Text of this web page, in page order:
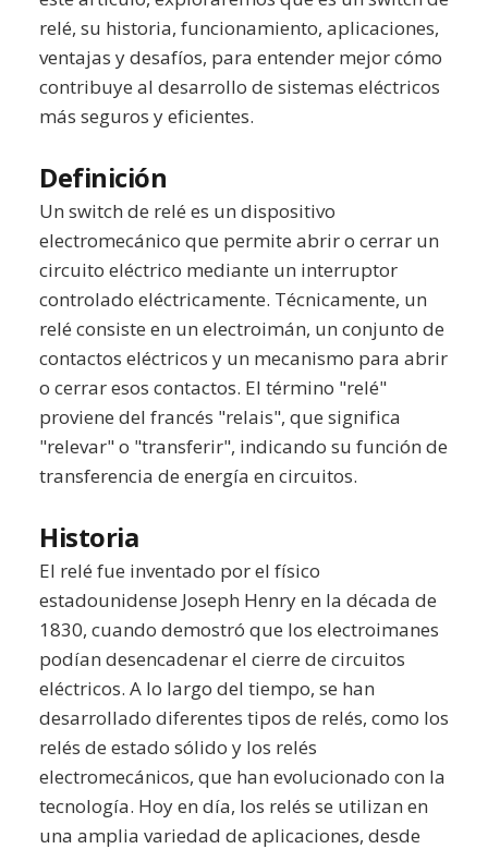
relé, su historia, funcionamiento, aplicaciones,
ventajas y desafíos, para entender mejor cómo
contribuye al desarrollo de sistemas eléctricos
más seguros y eficientes.
Definición
Un switch de relé es un dispositivo
electromecánico que permite abrir o cerrar un
circuito eléctrico mediante un interruptor
controlado eléctricamente. Técnicamente, un
relé consiste en un electroimán, un conjunto de
contactos eléctricos y un mecanismo para abrir
o cerrar esos contactos. El término "relé"
proviene del francés "relais", que significa
"relevar" o "transferir", indicando su función de
transferencia de energía en circuitos.
Historia
El relé fue inventado por el físico
estadounidense Joseph Henry en la década de
1830, cuando demostró que los electroimanes
podían desencadenar el cierre de circuitos
eléctricos. A lo largo del tiempo, se han
desarrollado diferentes tipos de relés, como los
relés de estado sólido y los relés
electromecánicos, que han evolucionado con la
tecnología. Hoy en día, los relés se utilizan en
una amplia variedad de aplicaciones, desde